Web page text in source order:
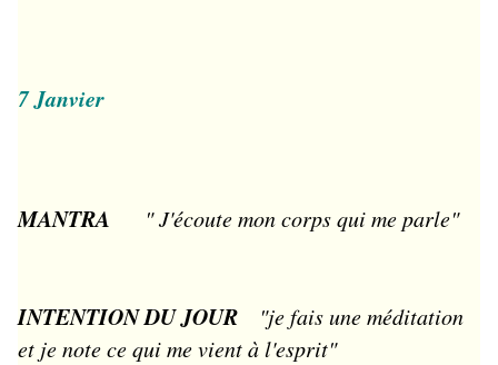
7 Janvier
MANTRA " J'écoute mon corps qui me parle"
INTENTION DU JOUR
"je fais une méditation
et je note ce qui me vient à l'esprit"